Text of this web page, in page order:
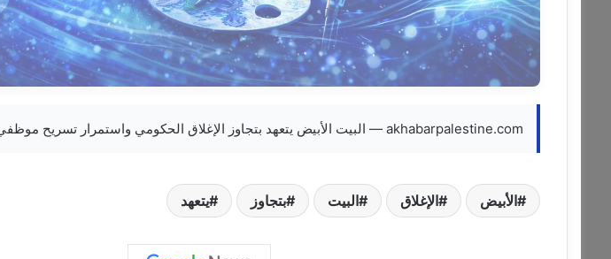
akhabarpalestine.com — البيت الأبيض يتعهد بتجاوز الإغلاق الحكومي واستمرار تسريح موظفي الحكومة
الأبيض الإغلاق البيت بتجاوز يتعهد